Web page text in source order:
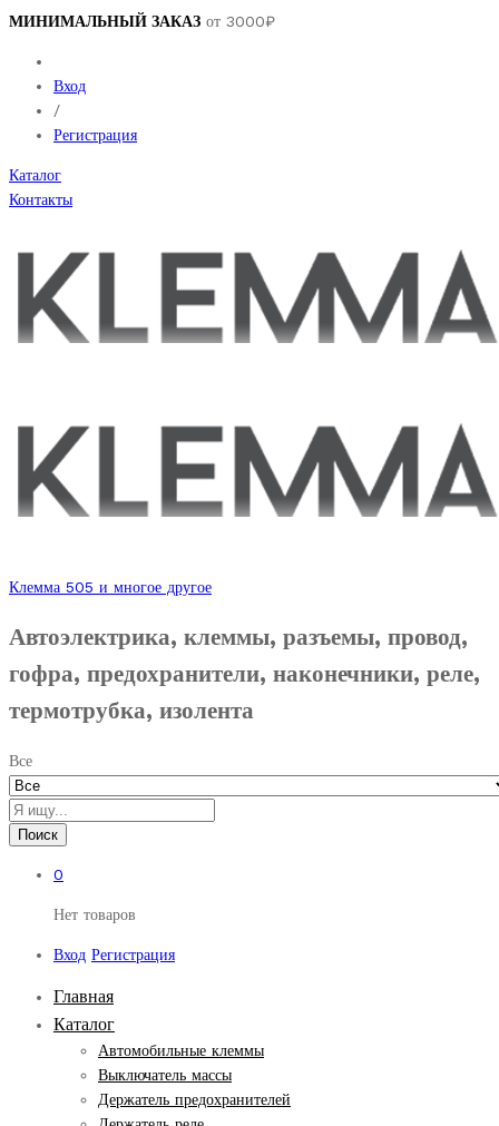
МИНИМАЛЬНЫЙ ЗАКАЗ от 3000₽
Вход
/
Регистрация
Каталог
Контакты
Клемма 505 и многое другое
Автоэлектрика, клеммы, разъемы, провод,
гофра, предохранители, наконечники, реле,
термотрубка, изолента
Все
Поиск
0
Нет товаров
Вход Регистрация
Главная
Каталог
Автомобильные клеммы
Выключатель массы
Держатель предохранителей